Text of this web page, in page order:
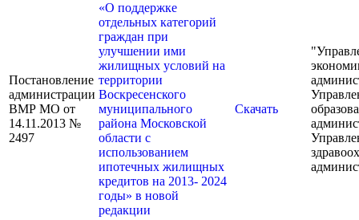
Постановление
администрации
ВМР МО от
14.11.2013 №
2497
«О поддержке
отдельных категорий
граждан при
улучшении ими
жилищных условий на
территории
Воскресенского
муниципального
района Московской
области с
использованием
ипотечных жилищных
кредитов на 2013- 2024
годы» в новой
редакции
Скачать